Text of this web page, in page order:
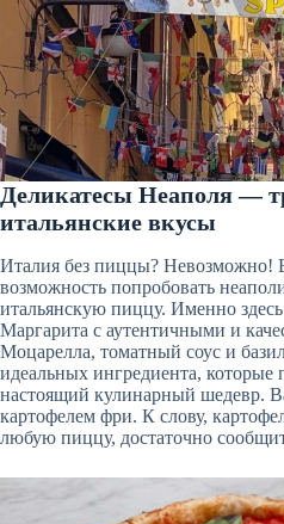
Деликатесы Неаполя —
итальянские вкусы
Италия без пиццы? Невозможно!
возможность попробовать
итальянскую пиццу. Именно
Маргарита с аутентичными и
Моцарелла, томатный соус и
идеальных ингредиента,
настоящий кулинарный шедевр.
картофелем фри. К слову,
любую пиццу, достаточно